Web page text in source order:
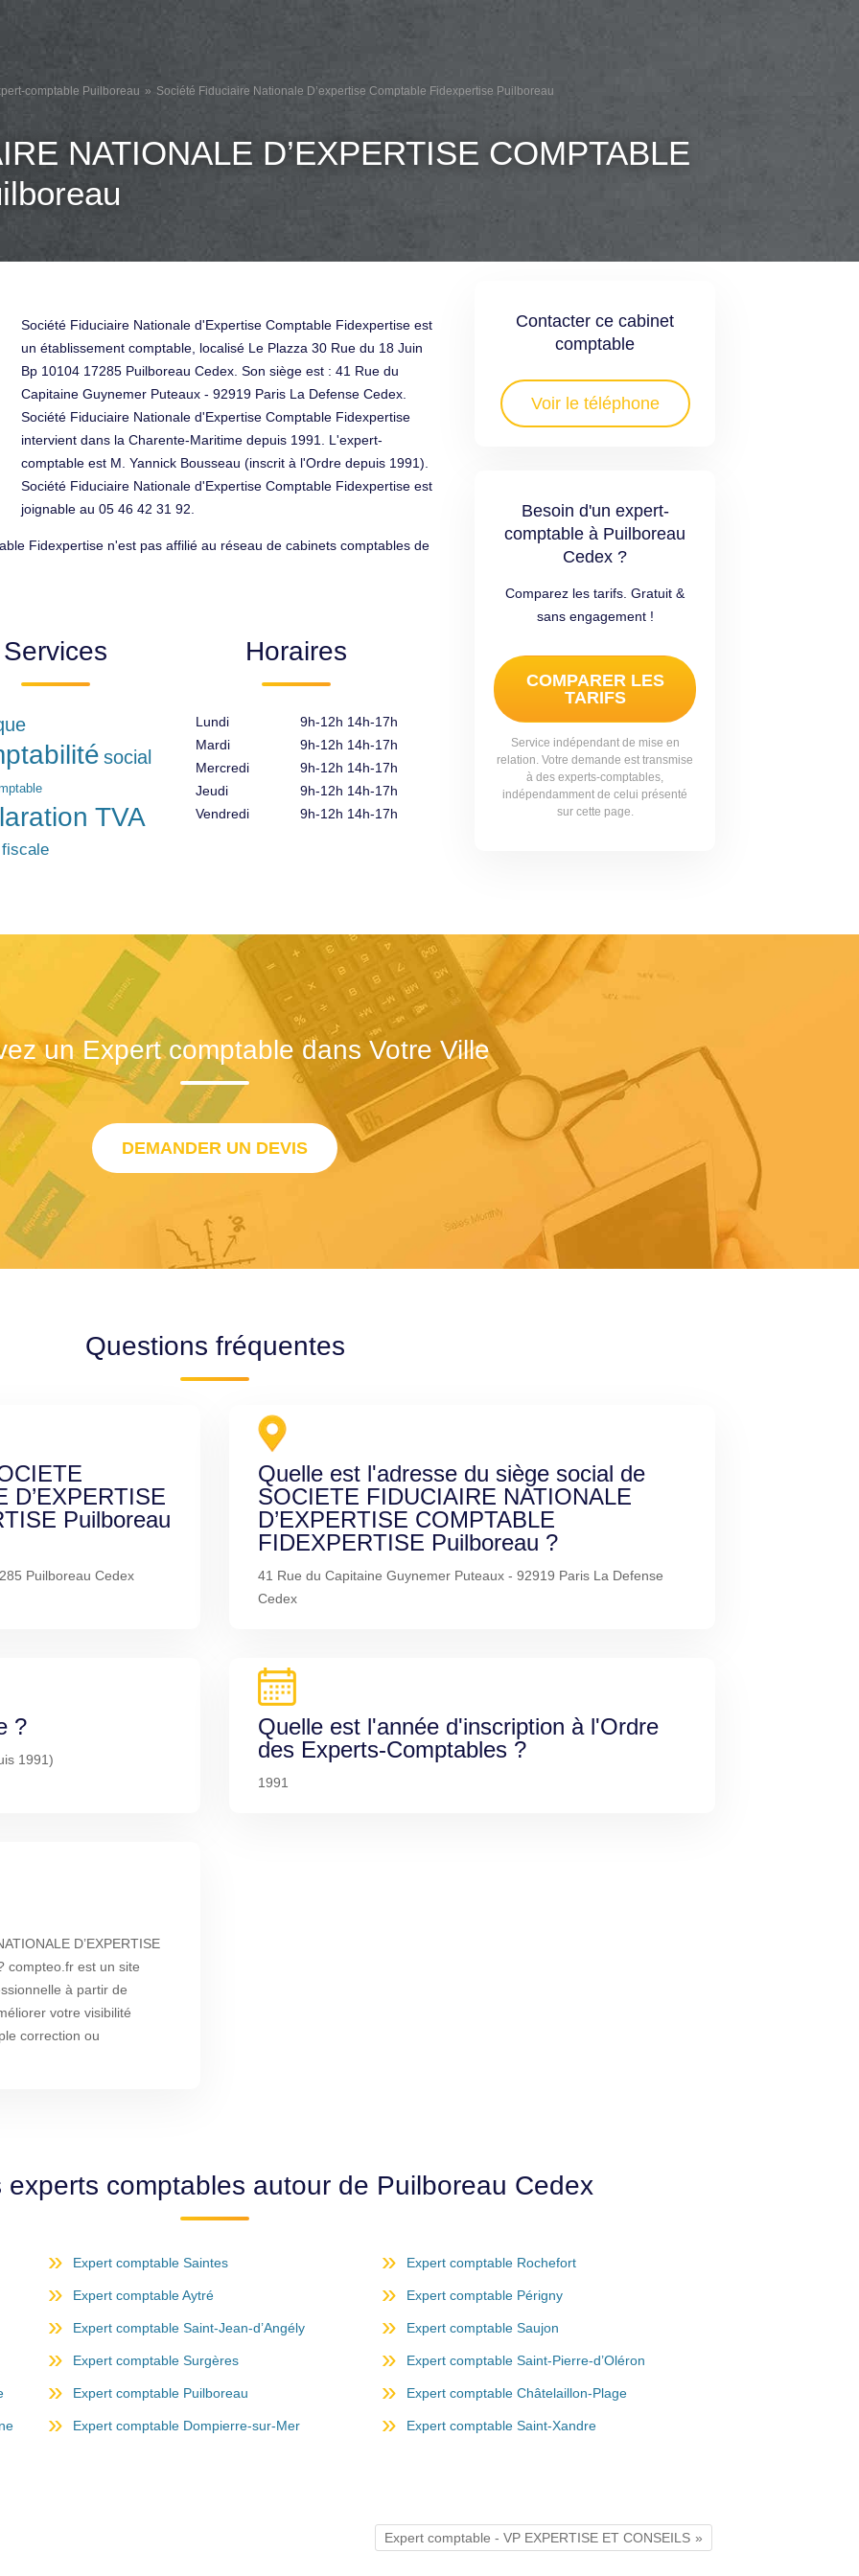
comptable Puilboreau Société Fiduciaire Nationale D’expertise Comptable Fidexpertise Puilboreau
NATIONALE D’EXPERTISE COMPTABLE
Contacter ce cabinet
comptable
Voir le téléphone
Besoin d'un expert-
comptable à Puilboreau
Cedex ?
Comparez les tarifs. Gratuit &
sans engagement !
COMPARER LES
TARIFS
Service indépendant de mise en
relation. Votre demande est transmise
à des experts-comptables,
indépendamment de celui présenté
sur cette page.
Société Fiduciaire Nationale d'Expertise Comptable Fidexpertise est
un établissement comptable, localisé Le Plazza 30 Rue du 18 Juin
Bp 10104 17285 Puilboreau Cedex. Son siège est : 41 Rue du
Capitaine Guynemer Puteaux - 92919 Paris La Defense Cedex.
Société Fiduciaire Nationale d'Expertise Comptable Fidexpertise
intervient dans la Charente-Maritime depuis 1991. L'expert-
comptable est M. Yannick Bousseau (inscrit à l'Ordre depuis 1991).
Société Fiduciaire Nationale d'Expertise Comptable Fidexpertise est
joignable au 05 46 42 31 92.
Fidexpertise n'est pas affilié au réseau de cabinets comptables de
Services
social
TVA
Horaires
Lundi
Mardi
Mercredi
Jeudi
Vendredi
9h-12h 14h-17h
9h-12h 14h-17h
9h-12h 14h-17h
9h-12h 14h-17h
9h-12h 14h-17h
un Expert comptable dans Votre Ville
DEMANDER UN DEVIS
Questions fréquentes
D’EXPERTISE
Puilboreau
Puilboreau Cedex
Quelle est l'adresse du siège social de
SOCIETE FIDUCIAIRE NATIONALE
D’EXPERTISE COMPTABLE
FIDEXPERTISE Puilboreau ?
41 Rue du Capitaine Guynemer Puteaux - 92919 Paris La Defense
Cedex
?
1991)
Quelle est l'année d'inscription à l'Ordre
des Experts-Comptables ?
1991
D’EXPERTISE
compteo.fr est un site
à partir de
votre visibilité
correction ou
experts comptables autour de Puilboreau Cedex
Expert comptable Saintes Expert comptable Rochefort
Expert comptable Aytré Expert comptable Périgny
Expert comptable Saint-Jean-d’Angély Expert comptable Saujon
Expert comptable Surgères Expert comptable Saint-Pierre-d’Oléron
Expert comptable Puilboreau Expert comptable Châtelaillon-Plage
Expert comptable Dompierre-sur-Mer Expert comptable Saint-Xandre
Expert comptable - VP EXPERTISE ET CONSEILS